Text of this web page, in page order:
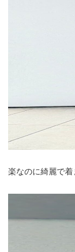
楽なのに綺麗で着